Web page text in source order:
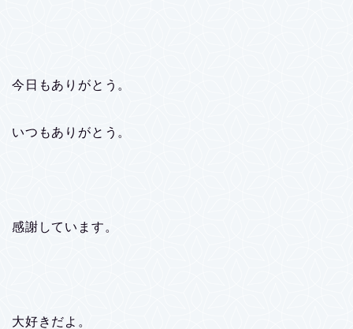
今日もありがとう。
いつもありがとう。
感謝しています。
大好きだよ。